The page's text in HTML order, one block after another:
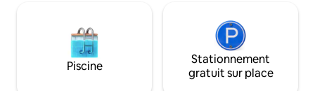
Piscine
Stationnement
gratuit sur place